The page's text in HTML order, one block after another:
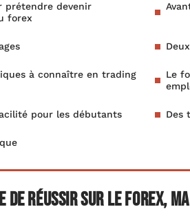
prétendre devenir
forex
à connaître en trading
Le
pour les débutants Des
de réussir sur le forex,